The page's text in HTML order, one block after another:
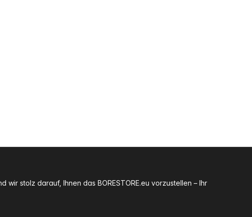
stolz darauf, Ihnen das BORESTORE.eu vorzustellen – Ihr